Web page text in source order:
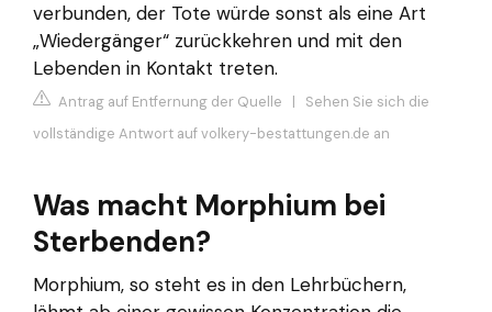
verbunden, der Tote würde sonst als eine Art
„Wiedergänger“ zurückkehren und mit den
Lebenden in Kontakt treten.
Antrag auf Entfernung der Quelle | Sehen Sie sich die
vollständige Antwort auf volkery-bestattungen.de an
Was macht Morphium bei
Sterbenden?
Morphium, so steht es in den Lehrbüchern,